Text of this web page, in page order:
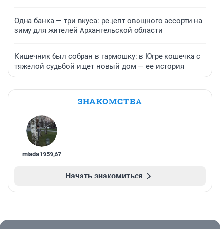
Одна банка — три вкуса: рецепт овощного ассорти на
зиму для жителей Архангельской области
Кишечник был собран в гармошку: в Югре кошечка с
тяжелой судьбой ищет новый дом — ее история
ЗНАКОМСТВА
mlada1959,67
Начать знакомиться